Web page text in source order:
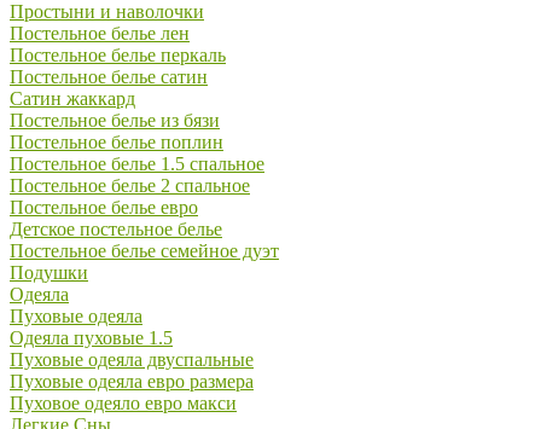
Простыни и наволочки
Постельное белье лен
Постельное белье перкаль
Постельное белье сатин
Сатин жаккард
Постельное белье из бязи
Постельное белье поплин
Постельное белье 1.5 спальное
Постельное белье 2 спальное
Постельное белье евро
Детское постельное белье
Постельное белье семейное дуэт
Подушки
Одеяла
Пуховые одеяла
Одеяла пуховые 1.5
Пуховые одеяла двуспальные
Пуховые одеяла евро размера
Пуховое одеяло евро макси